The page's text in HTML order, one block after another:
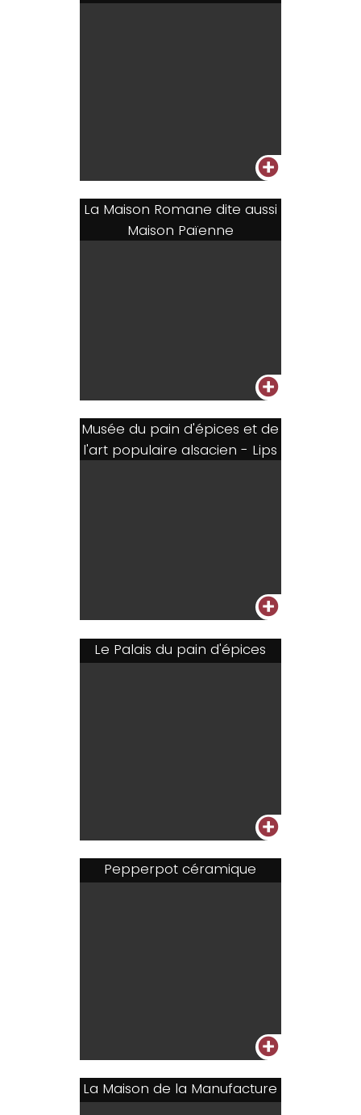
+
La Maison Romane dite aussi
Maison Païenne
+
Musée du pain d'épices et de
l'art populaire alsacien - Lips
+
Le Palais du pain d'épices
+
Pepperpot céramique
+
La Maison de la Manufacture